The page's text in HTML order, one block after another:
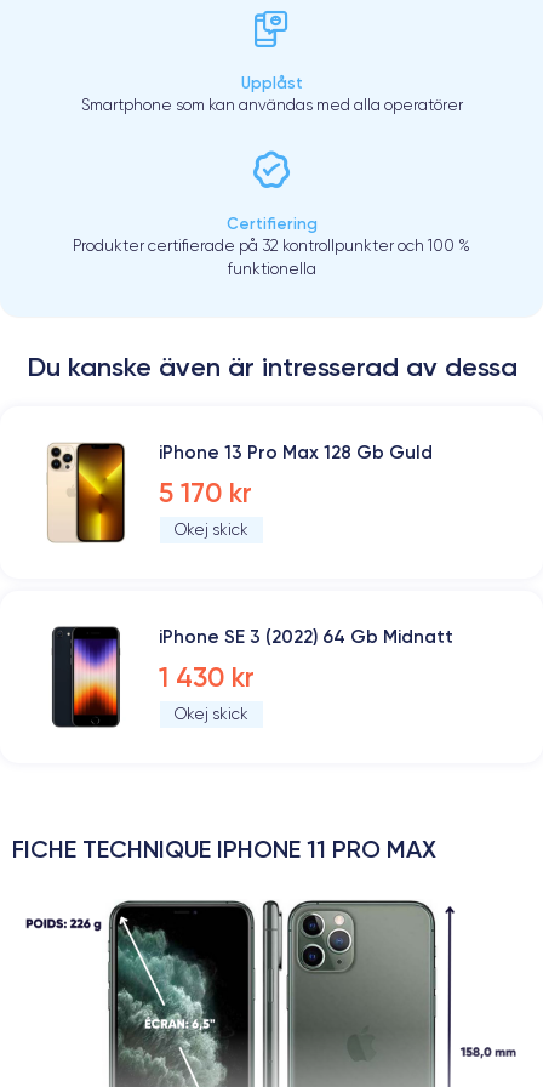
Upplåst
Smartphone som kan användas med alla operatörer
Certifiering
Produkter certifierade på 32 kontrollpunkter och 100 %
funktionella
Du kanske även är intresserad av dessa
iPhone 13 Pro Max 128 Gb Guld
5 170 kr
Okej skick
iPhone SE 3 (2022) 64 Gb Midnatt
1 430 kr
Okej skick
FICHE TECHNIQUE IPHONE 11 PRO MAX